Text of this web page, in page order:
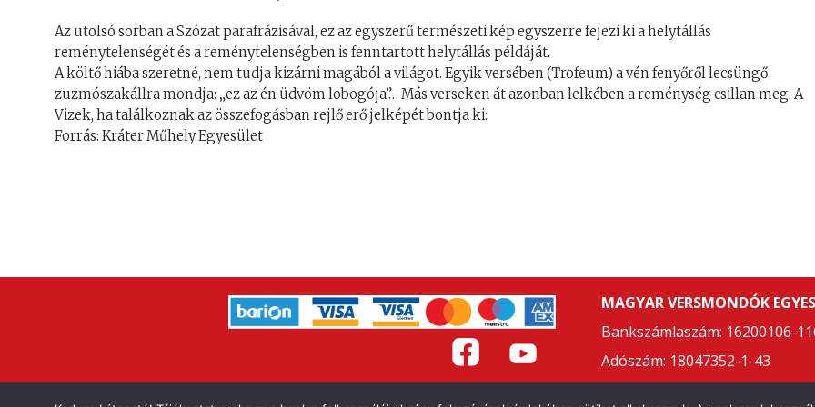
Az utolsó sorban a Szózat parafrázisával, ez az egyszerű természeti kép egyszerre fejezi ki a helytállás
reménytelenségét és a reménytelenségben is fenntartott helytállás példáját.
A költő hiába szeretné, nem tudja kizárni magából a világot. Egyik versében (Trofeum) a vén fenyőről lecsüngő
zuzmószakállra mondja: „ez az én üdvöm lobogója”… Más verseken át azonban lelkében a reménység csillan meg. A
Vizek, ha találkoznak az összefogásban rejlő erő jelképét bontja ki:
Forrás: Kráter Műhely Egyesület
MAGYAR VERSMONDÓK
Bankszámlaszám: 16200106-
Adószám: 18047352-1-43
IMPRESSZUM ALAPSZABÁLY ÁSZF ADATVÉDELMI NYILATKOZAT